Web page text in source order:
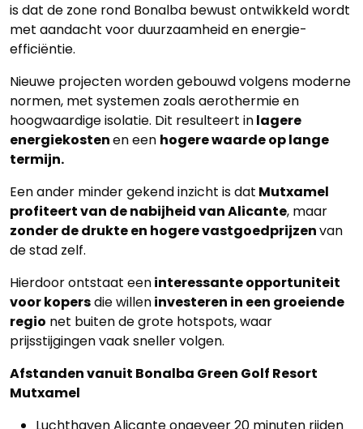
is dat de zone rond Bonalba bewust ontwikkeld wordt
met aandacht voor duurzaamheid en energie-
efficiëntie.
Nieuwe projecten worden gebouwd volgens moderne
normen, met systemen zoals aerothermie en
hoogwaardige isolatie. Dit resulteert inlagere
energiekostenen een hogere waarde op lange
termijn.
Een ander minder gekend inzicht is dat Mutxamel
profiteert van de nabijheid van Alicante, maar
zonder de drukte en hogere vastgoedprijzenvan
de stad zelf.
Hierdoor ontstaat eeninteressante opportuniteit
voor kopersdie willeninvesteren in een groeiende
regio net buiten de grote hotspots, waar
prijsstijgingen vaak sneller volgen.
Afstanden vanuit Bonalba Green Golf Resort
Mutxamel